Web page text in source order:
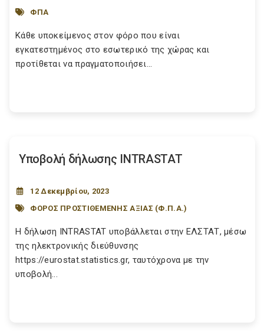
ΦΠΑ
Κάθε υποκείμενος στον φόρο που είναι
εγκατεστημένος στο εσωτερικό της χώρας και
προτίθεται να πραγματοποιήσει...
Υποβολή δήλωσης INTRASTAT
12 Δεκεμβρίου, 2023
ΦΟΡΟΣ ΠΡΟΣΤΙΘΕΜΕΝΗΣ ΑΞΙΑΣ (Φ.Π.Α.)
Η δήλωση INTRASTAT υποβάλλεται στην ΕΛΣΤΑΤ, μέσω
της ηλεκτρονικής διεύθυνσης
https://eurostat.statistics.gr, ταυτόχρονα με την
υποβολή...